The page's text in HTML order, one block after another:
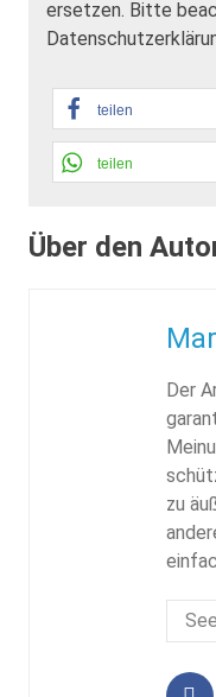
ersetzen. Bitte
teilen
teilen
Über den
Der
zu